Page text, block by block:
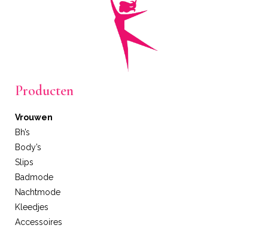
Producten
Vrouwen
Bh’s
Body’s
Slips
Badmode
Nachtmode
Kleedjes
Accessoires